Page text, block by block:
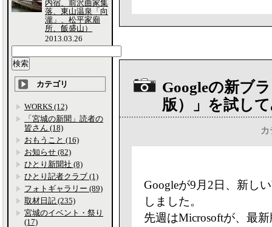
Googleの新ブ
版）」を試し
Googleが9月2日、新し
しました。
先週はMicrosoftが、最
内宿、前沢曲家集
落、東山温泉「向
瀧」、松平家廟
所、飯盛山）
2013.03.26
カテゴリ
WORKS (12)
「宮城の新聞」読者の
皆さん (18)
おもうこと (16)
お知らせ (82)
ひとり新聞社 (8)
ひとり記者クラブ (1)
フォトギャラリー (89)
取材日記 (235)
宮城のイベント・祭り
(17)